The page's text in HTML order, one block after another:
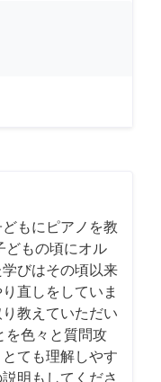
もにピアノを教
どもの頃にオル
びはその頃以来
直しをしていま
教えていただい
を色々と質問攻
ても理解しやす
明もしてくださ